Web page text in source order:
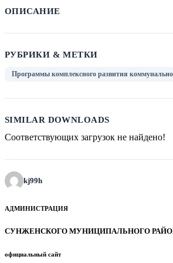
ОПИСАНИЕ
РУБРИКИ & МЕТКИ
Программы комплексного развития
SIMILAR DOWNLOADS
Соответствующих загрузок не найдено!
kj99h
АДМИНИСТРАЦИЯ
СУНЖЕНСКОГО МУНИЦИПАЛЬНОГО
официальный сайт